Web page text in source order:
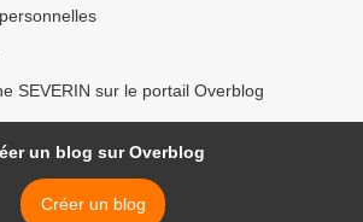
SEVERIN sur le portail Overblog
un blog sur Overblog
Créer un blog